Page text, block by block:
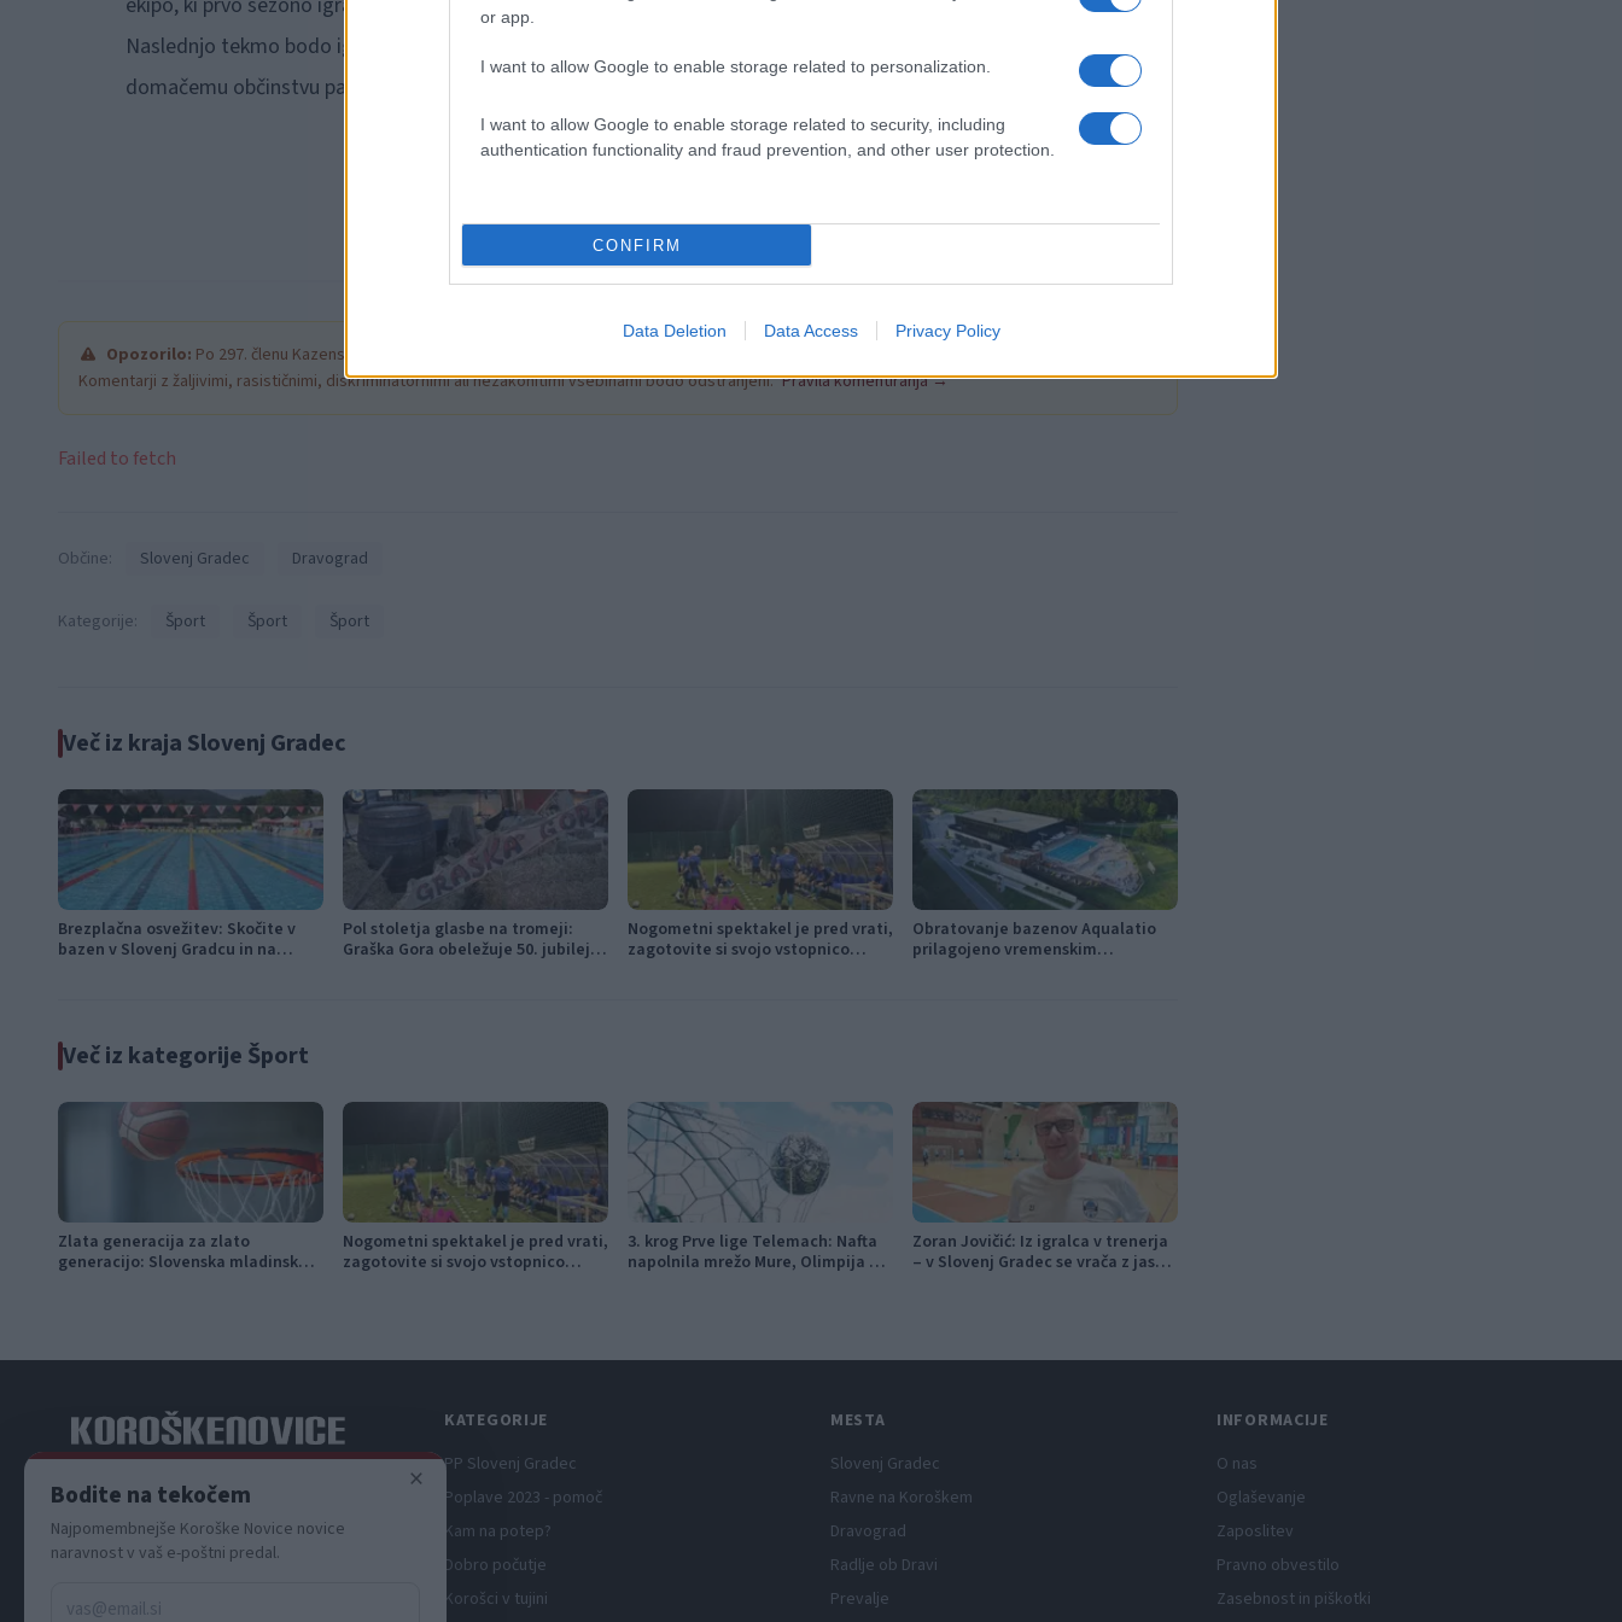
or app.
I want to allow Google to enable storage related to personalization.
I want to allow Google to enable storage related to security, including
authentication functionality and fraud prevention, and other user protection.
CONFIRM
Data Deletion Data Access Privacy Policy
Naslednjo tekmo bodo igralke ŽNK SLOVENJ GRADEC igrale v Jevnici, tekma bo na velikonočni ponedeljek,
domačemu občinstvu pa se bodo zopet predstavile 13. aprila, ko se bodo pomerile proti ŽNK Maribor.
Opozorilo: Po 297. členu Kazenskega zakonika je posameznik kazensko odgovoren za javno spodbujanje sovraštva, nasilja ali nestrpnosti.
Komentarji z žaljivimi, rasističnimi, diskriminatornimi ali nezakonitimi vsebinami bodo odstranjeni. Pravila komentiranja →
Failed to fetch
Občine: Slovenj Gradec Dravograd
Kategorije: Šport Šport Šport
Več iz kraja Slovenj Gradec
Brezplačna osvežitev: Skočite v
bazen v Slovenj Gradcu in na
Pol stoletja glasbe na tromeji:
Graška Gora obeležuje 50. jubilejni
Nogometni spektakel je pred vrati,
zagotovite si svojo vstopnico
Obratovanje bazenov Aqualatio
prilagojeno vremenskim
Več iz kategorije Šport
Zlata generacija za zlato
generacijo: Slovenska mladinska
Nogometni spektakel je pred vrati,
zagotovite si svojo vstopnico
3. krog Prve lige Telemach: Nafta
napolnila mrežo Mure, Olimpija v
Zoran Jovičić: Iz igralca v trenerja
– v Slovenj Gradec se vrača z jasno
Spletni medij koroških dogodkov.
KATEGORIJE
PP Slovenj Gradec
Poplave 2023 - pomoč
Kam na potep?
Dobro počutje
Korošci v tujini
MESTA
Slovenj Gradec
Ravne na Koroškem
Dravograd
Radlje ob Dravi
Prevalje
INFORMACIJE
O nas
Oglaševanje
Zaposlitev
Pravno obvestilo
Zasebnost in piškotki
×
Bodite na tekočem
Najpomembnejše Koroške Novice novice
naravnost v vaš e-poštni predal.